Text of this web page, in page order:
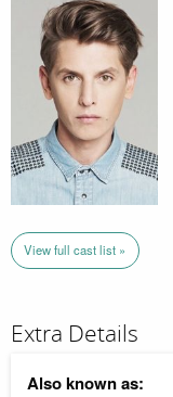
View full cast list »
Extra Details
Also known as: